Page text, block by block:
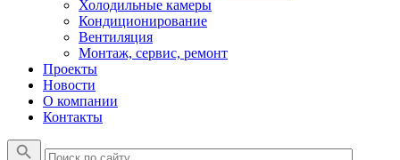
Холодильные камеры
Кондиционирование
Вентиляция
Монтаж, сервис, ремонт
Проекты
Новости
О компании
Контакты